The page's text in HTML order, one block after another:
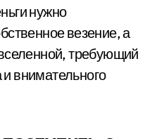
нужно
везение, а
требующий
внимательного